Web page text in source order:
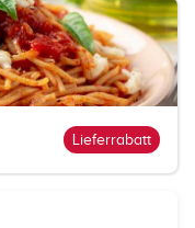
Lieferrabatt